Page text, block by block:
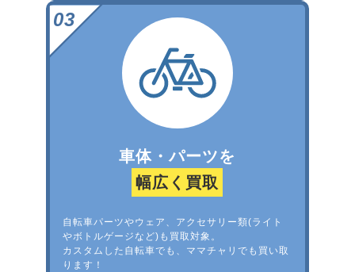
車体・パーツを
幅広く買取
自転車パーツやウェア、アクセサリー類(ライト
やボトルゲージなど)も買取対象。
カスタムした自転車でも、ママチャリでも買い取
ります！